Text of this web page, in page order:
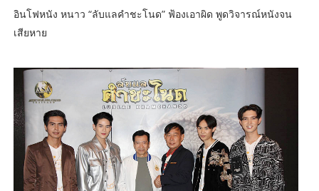
อินโฟหนัง หนาว “ลับแลคำชะโนด” ฟ้องเอาผิด พูดวิจารณ์หนังจน
เสียหาย